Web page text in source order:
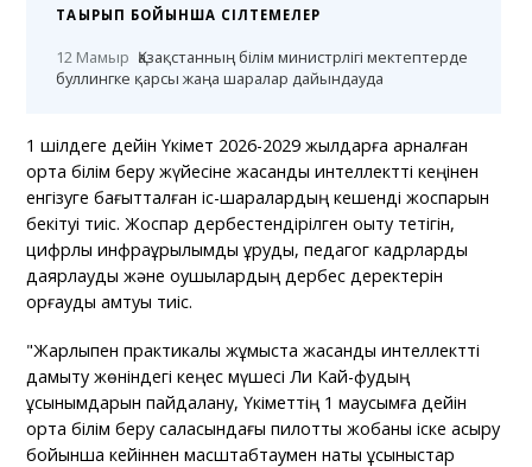
ТАҚЫРЫП БОЙЫНША СІЛТЕМЕЛЕР
12 Мамыр Қазақстанның білім министрлігі мектептерде
буллингке қарсы жаңа шаралар дайындауда
1 шілдеге дейін Үкімет 2026-2029 жылдарға арналған
орта білім беру жүйесіне жасанды интеллектті кеңінен
енгізуге бағытталған іс-шаралардың кешенді жоспарын
бекітуі тиіс. Жоспар дербестендірілген оқыту тетігін,
цифрлық инфрақұрылымды құруды, педагог кадрларды
даярлауды және оқушылардың дербес деректерін
қорғауды қамтуы тиіс.
"Жарлықпен практикалық жұмыста жасанды интеллектті
дамыту жөніндегі кеңес мүшесі Ли Кай-фудың
ұсынымдарын пайдалану, Үкіметтің 1 маусымға дейін
орта білім беру саласындағы пилоттық жобаны іске асыру
бойынша кейіннен масштабтаумен нақты ұсыныстар